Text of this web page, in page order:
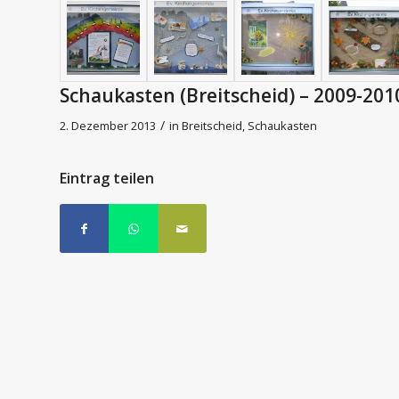
Schaukasten (Breitscheid) – 2009-
2. Dezember 2013 / in Breitscheid, Schaukasten
Eintrag teilen